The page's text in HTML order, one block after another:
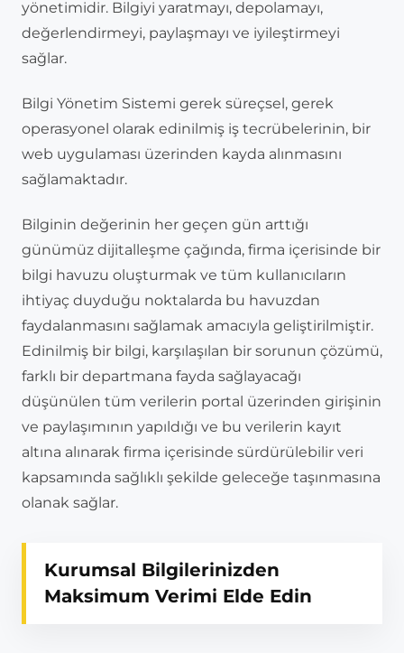
yönetimidir. Bilgiyi yaratmayı, depolamayı,
değerlendirmeyi, paylaşmayı ve iyileştirmeyi
sağlar.
Bilgi Yönetim Sistemi gerek süreçsel, gerek
operasyonel olarak edinilmiş iş tecrübelerinin, bir
web uygulaması üzerinden kayda alınmasını
sağlamaktadır.
Bilginin değerinin her geçen gün arttığı
günümüz dijitalleşme çağında, firma içerisinde bir
bilgi havuzu oluşturmak ve tüm kullanıcıların
ihtiyaç duyduğu noktalarda bu havuzdan
faydalanmasını sağlamak amacıyla geliştirilmiştir.
Edinilmiş bir bilgi, karşılaşılan bir sorunun çözümü,
farklı bir departmana fayda sağlayacağı
düşünülen tüm verilerin portal üzerinden girişinin
ve paylaşımının yapıldığı ve bu verilerin kayıt
altına alınarak firma içerisinde sürdürülebilir veri
kapsamında sağlıklı şekilde geleceğe taşınmasına
olanak sağlar.
Kurumsal Bilgilerinizden
Maksimum Verimi Elde Edin